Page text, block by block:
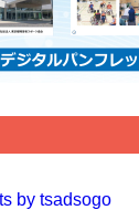
by tsadsogo